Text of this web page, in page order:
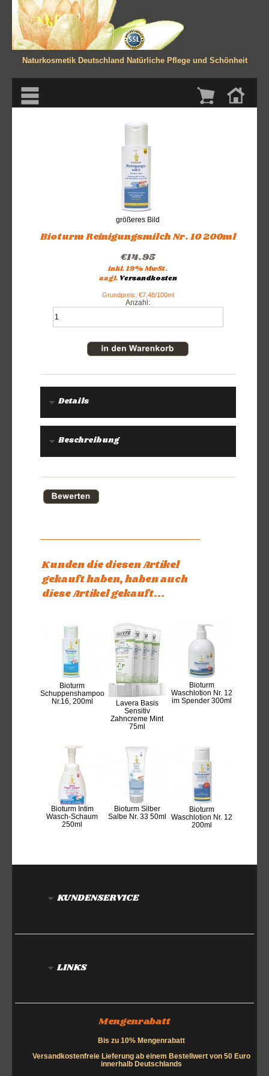
Naturkosmetik Deutschland Natürliche Pflege und Schönheit
größeres Bild
Bioturm Reinigungsmilch Nr. 10 200ml
€14.95
inkl. 19% MwSt.
zzgl. Versandkosten
Grundpreis: €7.48/100ml
Details
Beschreibung
Kunden die diesen Artikel
gekauft haben, haben auch
diese Artikel gekauft...
Bioturm
Schuppenshampoo
Nr.16, 200ml
Lavera Basis
Sensitiv
Zahncreme Mint
75ml
Bioturm
Waschlotion Nr. 12
im Spender 300ml
Bioturm Intim
Wasch-Schaum
250ml
Bioturm Silber
Salbe Nr. 33 50ml
Bioturm
Waschlotion Nr. 12
200ml
KUNDENSERVICE
LINKS
Mengenrabatt
Bis zu 10% Mengenrabatt
Versandkostenfreie Lieferung ab einem Bestellwert von 50 Euro
innerhalb Deutschlands